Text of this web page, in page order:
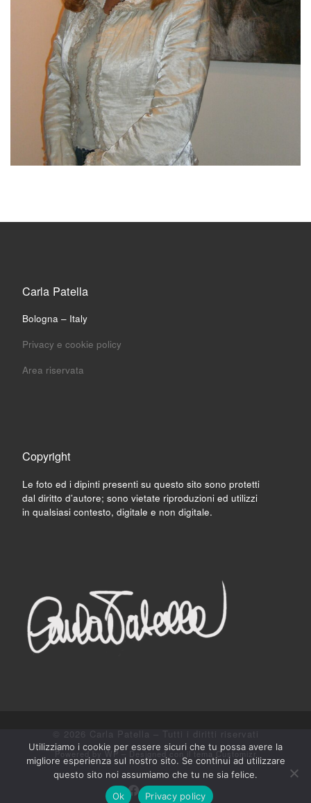
Carla Patella
Bologna – Italy
Privacy e cookie policy
Area riservata
Copyright
Le foto ed i dipinti presenti su questo sito sono protetti
dal diritto d’autore; sono vietate riproduzioni ed utilizzi
in qualsiasi contesto, digitale e non digitale.
© 2026 Carla Patella – Tutti i diritti riservati
Powered byWP– Designed con iltema Customizr
Utilizziamo i cookie per essere sicuri che tu possa avere la
migliore esperienza sul nostro sito. Se continui ad utilizzare
questo sito noi assumiamo che tu ne sia felice.
Ok
Privacy policy